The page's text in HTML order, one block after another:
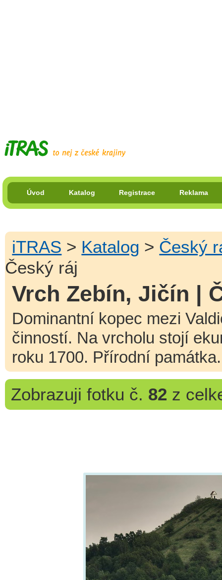
Úvod Katalog Registrace Reklama
iTRAS > Katalog > Český
Český ráj
Vrch Zebín, Jičín |
Dominantní kopec mezi
činností. Na vrcholu stojí
roku 1700. Přírodní památka.
Zobrazuji fotku č. 82 z